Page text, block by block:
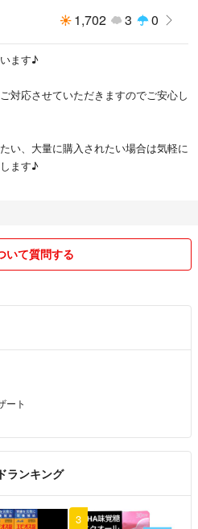
1,702 3 0
ます♪
対応させていただきますのでご安心し
い、大量に購入されたい場合は気軽に
ます♪
いて質問する
ート
ランキング
3